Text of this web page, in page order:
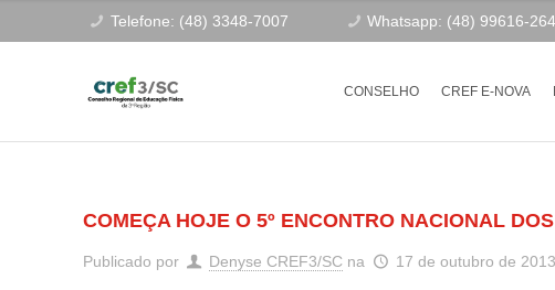
Telefone: (48) 3348-7007 Whatsapp: (48) 99616-
CONSELHO CREF E-NOVA
COMEÇA HOJE O 5º ENCONTRO NACIONAL
Publicado por Denyse CREF3/SC na 17 de outubro de 2013